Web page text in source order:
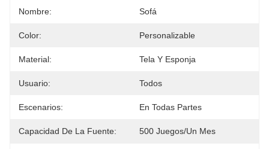
Nombre: Sofá
Color: Personalizable
Material: Tela Y Esponja
Usuario: Todos
Escenarios: En Todas Partes
Capacidad De La Fuente: 500 Juegos/un Mes